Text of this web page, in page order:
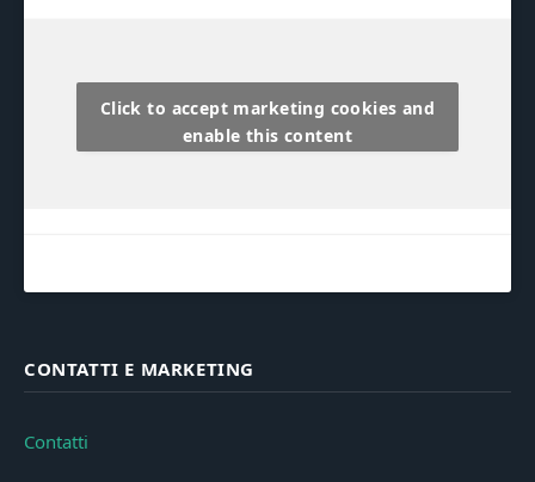
Click to accept marketing cookies and
enable this content
CONTATTI E MARKETING
Contatti